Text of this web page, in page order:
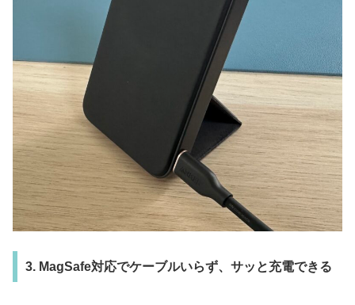
3. MagSafe対応でケーブルいらず、サッと充電できる